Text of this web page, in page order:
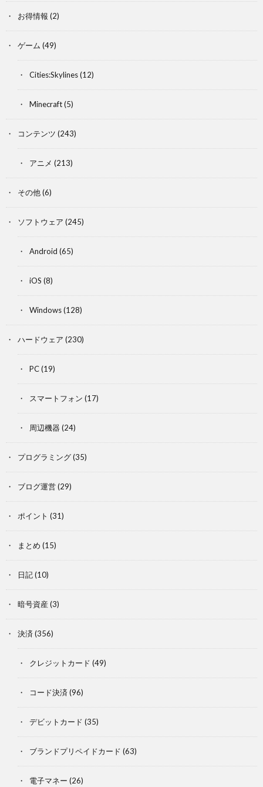
お得情報 (2)
ゲーム (49)
Cities:Skylines(12)
Minecraft(5)
コンテンツ (243)
アニメ (213)
その他(6)
ソフトウェア (245)
Android (65)
iOS (8)
Windows(128)
ハードウェア (230)
PC(19)
スマートフォン (17)
周辺機器 (24)
プログラミング(35)
ブログ運営(29)
ポイント (31)
まとめ (15)
日記(10)
暗号資産 (3)
決済 (356)
クレジットカード (49)
コード決済 (96)
デビットカード (35)
ブランドプリペイドカード (63)
電子マネー (26)